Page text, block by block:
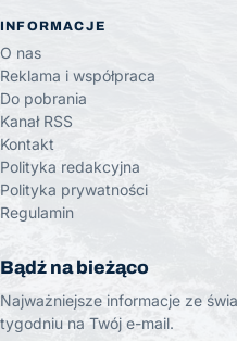
INFORMACJE
O nas
Reklama i współpraca
Do pobrania
Kanał RSS
Kontakt
Polityka redakcyjna
Polityka prywatności
Regulamin
Bądź na bieżąco
Najważniejsze informacje ze
tygodniu na Twój e-mail.